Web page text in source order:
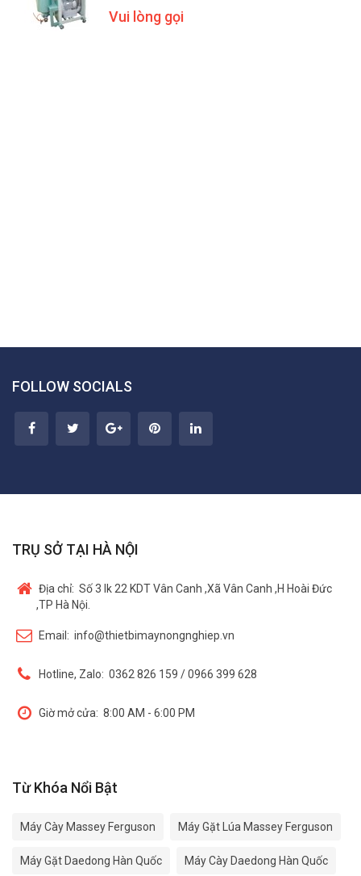
Vui lòng gọi
FOLLOW SOCIALS
TRỤ SỞ TẠI HÀ NỘI
Địa chỉ: Số 3 lk 22 KDT Vân Canh ,Xã Vân Canh ,H Hoài Đức
,TP Hà Nội.
Email: info@thietbimaynongnghiep.vn
Hotline, Zalo: 0362 826 159 / 0966 399 628
Giờ mở cửa: 8:00 AM - 6:00 PM
Từ Khóa Nổi Bật
Máy Cày Massey Ferguson Máy Gặt Lúa Massey Ferguson
Máy Gặt Daedong Hàn Quốc Máy Cày Daedong Hàn Quốc